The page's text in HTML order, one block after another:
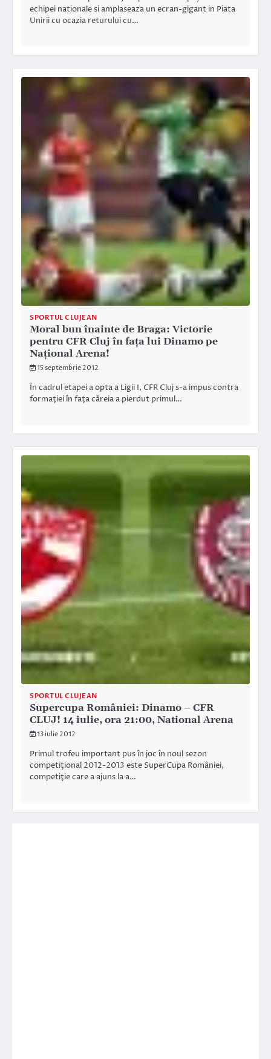
echipei nationale si amplaseaza un ecran-gigant in Piata
Unirii cu ocazia returului cu…
SPORTUL CLUJEAN
Moral bun înainte de Braga: Victorie
pentru CFR Cluj în faţa lui Dinamo pe
Naţional Arena!
15 septembrie 2012
În cadrul etapei a opta a Ligii I, CFR Cluj s-a impus contra
formaţiei în faţa căreia a pierdut primul…
SPORTUL CLUJEAN
Supercupa României: Dinamo – CFR
CLUJ! 14 iulie, ora 21:00, National Arena
13 iulie 2012
Primul trofeu important pus în joc în noul sezon
competiţional 2012-2013 este SuperCupa României,
competiţie care a ajuns la a…